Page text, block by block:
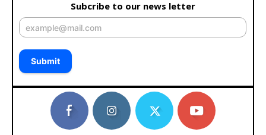
Subcribe to our news letter
Submit